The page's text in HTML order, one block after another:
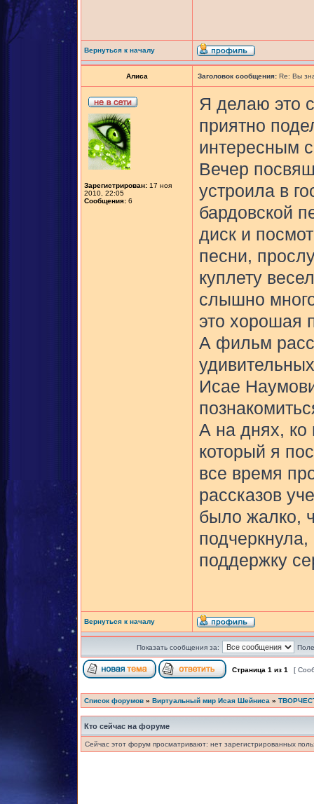
Вернуться к началу
Алиса Заголовок сообщения: Re: Вы
Зарегистрирован: 17 ноя
2010, 22:05
Сообщения: 6
Я делаю это
приятно
интересным
Вечер
устроила в
бардовской
диск и
песни,
куплету
слышно
это хорошая
А фильм
Исае
А на днях, ко
который я
все время
рассказов
было жалко,
поддержку
Вернуться к началу
Показать сообщения за:
Страница 1 из 1 [
Список форумов » Виртуальный мир Исая Шейниса »
Кто сейчас на форуме
Сейчас этот форум просматривают: нет зарегистрированных